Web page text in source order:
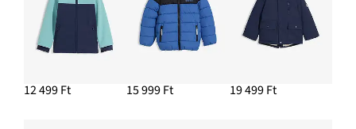
12 499 Ft 15 999 Ft 19 499 Ft